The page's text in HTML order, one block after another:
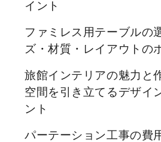
イント
ファミレス用テーブルの
ズ・材質・レイアウトの
旅館インテリアの魅力と
空間を引き立てるデザイ
ント
パーテーション工事の費